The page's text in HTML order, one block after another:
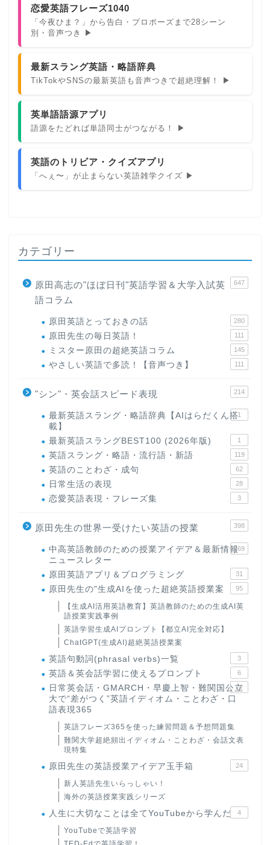
恋愛英語フレーズ1040
「今夜ひま？」から告白・プロポーズまで28シーン
別・音声つき ▶
最新スラング英語・略語辞典
TikTokやSNSの最新英語も音声つきで超絶理解！ ▶
英単語語源アプリ
語源をたどれば単語同士がつながる！ ▶
英語のトリビア・クイズアプリ
「へぇ〜」が止まらない英語雑学クイズ ▶
カテゴリー
原田高志の"ほぼ日刊"英語学習＆大学入試英
語コラム
647
原田英語とっておきの話 280
原田先生の毎日英語！ 111
ミスター原田の超絶英語コラム 145
やさしい英語で多読！【音声つき】 111
"シン"・英会話スピード表現 214
最新英語スラング・略語辞典【AIはらだくん搭
載】
1
最新英語スラングBEST100 (2026年版) 1
英語スラング・略語・流行語・新語 119
英語のことわざ・成句 62
日常生活の表現 28
恋愛英語表現・フレーズ集 3
原田先生の世界一受けたい英語の授業 398
中高英語教師のための授業アイデア＆最新情報
ニュースレター
169
原田英語アプリ＆プログラミング 31
原田先生の"生成AIを使った超絶英語授業案 95
【生成AI活用英語教育】英語教師のための生成AI英
語授業実践事例
英語学習生成AIプロンプト【都立AI完全対応】
ChatGPT(生成AI)超絶英語授業案
英語句動詞(phrasal verbs)一覧 3
英語＆英会話学習に使えるプロンプト 6
日常英会話・GMARCH・早慶上智・難関国公立
大で“差がつく”英語イディオム・ことわざ・口
語表現365
22
英語フレーズ365を使った練習問題＆予想問題集
難関大学超絶頻出イディオム・ことわざ・会話文表
現特集
原田先生の英語授業アイデア玉手箱 24
新人英語先生いらっしゃい！
海外の英語授業実践シリーズ
人生に大切なことは全てYouTubeから学んだ 4
YouTubeで英語学習